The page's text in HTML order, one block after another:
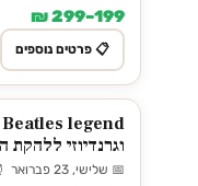
199–299 ₪
📋 פרטים נוספים
וגרנדיוזי
📅 שלישי, 23 פברואר ⏰ 20:00